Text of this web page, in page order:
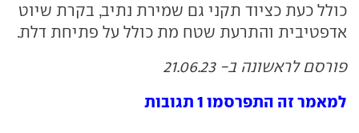
כולל כעת כציוד תקני גם שמירת נתיב, בקרת שיוט
אדפטיבית והתרעת שטח מת כולל על פתיחת דלת.
פורסם לראשונה ב- 21.06.23
למאמר זה התפרסמו 1 תגובות